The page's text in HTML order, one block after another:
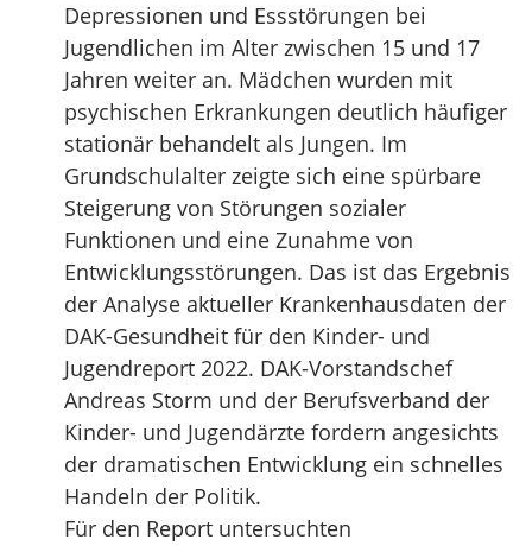
Depressionen und Essstörungen bei
Jugendlichen im Alter zwischen 15 und 17
Jahren weiter an. Mädchen wurden mit
psychischen Erkrankungen deutlich häufiger
stationär behandelt als Jungen. Im
Grundschulalter zeigte sich eine spürbare
Steigerung von Störungen sozialer
Funktionen und eine Zunahme von
Entwicklungsstörungen. Das ist das Ergebnis
der Analyse aktueller Krankenhausdaten der
DAK-Gesundheit für den Kinder- und
Jugendreport 2022. DAK-Vorstandschef
Andreas Storm und der Berufsverband der
Kinder- und Jugendärzte fordern angesichts
der dramatischen Entwicklung ein schnelles
Handeln der Politik.
Für den Report untersuchten